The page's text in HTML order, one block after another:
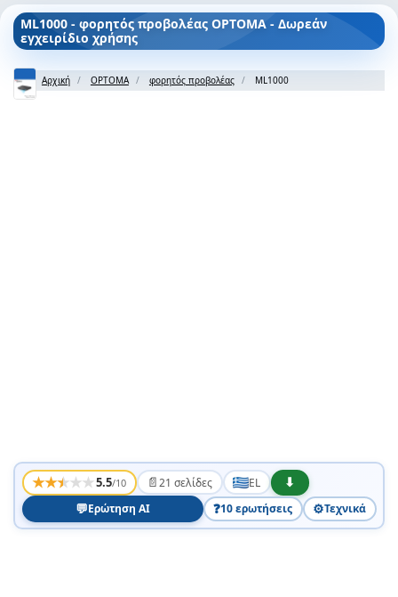
ML1000 - φορητός προβολέας OPTOMA - Δωρεάν
εγχειρίδιο χρήσης
Αρχική OPTOMA φορητός προβολέας ML1000
★★★★★5.5/10 📄21 σελίδες EL
⬇
💬Ερώτηση AI ❓10 ερωτήσεις ⚙️Τεχνικά